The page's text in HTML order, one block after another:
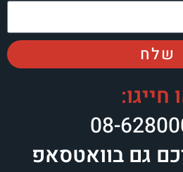
שלח
חייגו:
08-
גם בוואטסאפ